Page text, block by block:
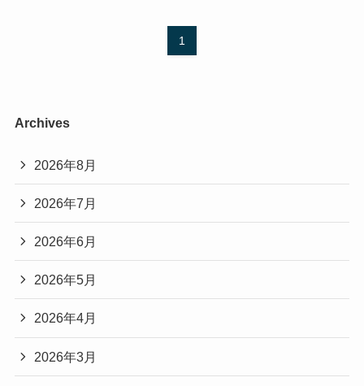
1
Archives
2026年8月
2026年7月
2026年6月
2026年5月
2026年4月
2026年3月